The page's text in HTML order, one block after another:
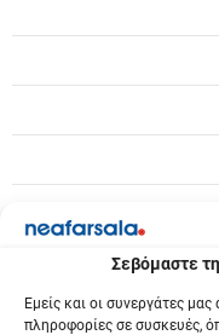
Σεβόμαστε την
Εμείς και οι συνεργάτες
πληροφορίες σε συσκευές,
η